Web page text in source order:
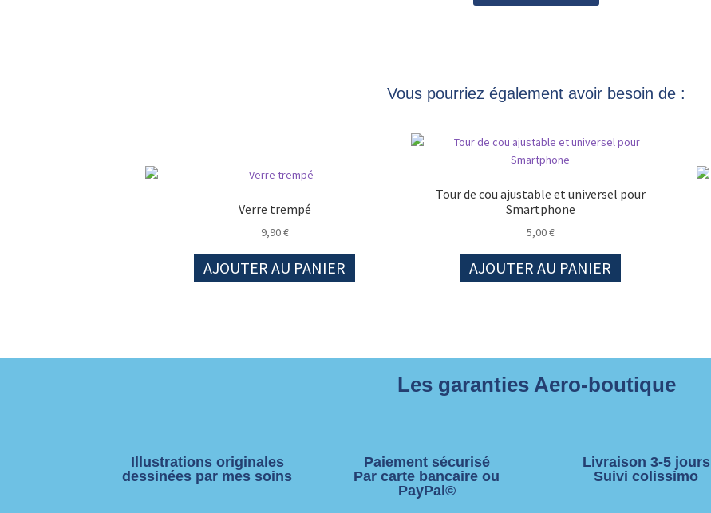
Vous pourriez également avoir besoin de :
Verre trempé
9,90€
AJOUTER AU PANIER
Tour de cou ajustable et universel pour
Smartphone
5,00€
AJOUTER AU PANIER
Les garanties Aero-boutique
Illustrations originales
dessinées par mes soins
Paiement sécurisé
Par carte bancaire ou
PayPal©
Livraison 3-5 jours
Suivi colissimo